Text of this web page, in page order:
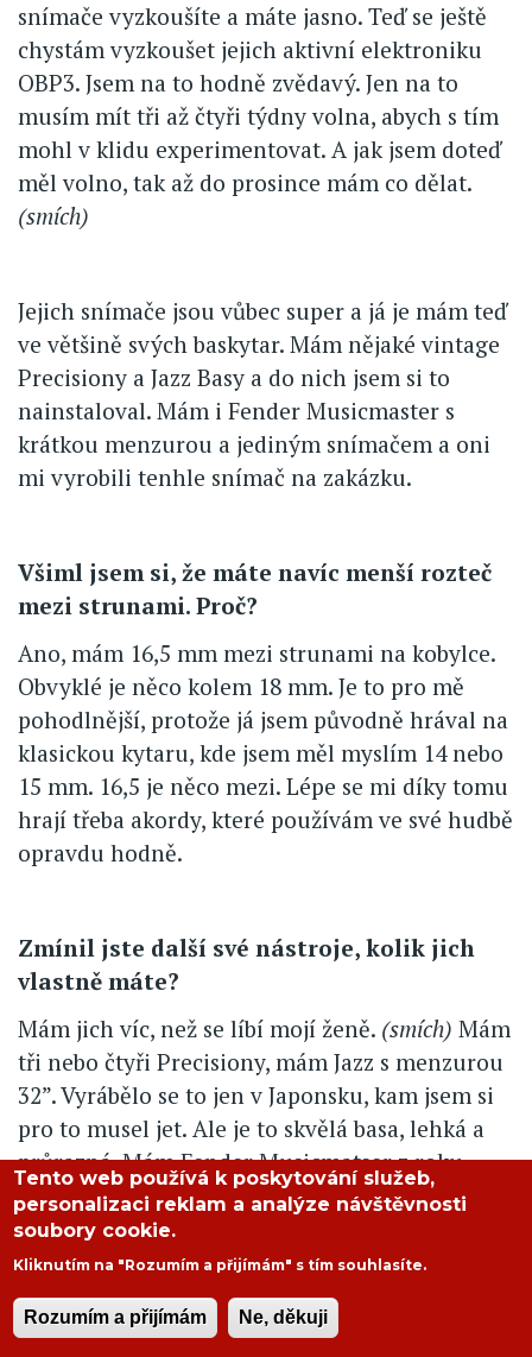
snímače vyzkoušíte a máte jasno. Teď se ještě
chystám vyzkoušet jejich aktivní elektroniku
OBP3. Jsem na to hodně zvědavý. Jen na to
musím mít tři až čtyři týdny volna, abych s tím
mohl v klidu experimentovat. A jak jsem doteď
měl volno, tak až do prosince mám co dělat.
(smích)
Jejich snímače jsou vůbec super a já je mám teď
ve většině svých baskytar. Mám nějaké vintage
Precisiony a Jazz Basy a do nich jsem si to
nainstaloval. Mám i Fender Musicmaster s
krátkou menzurou a jediným snímačem a oni
mi vyrobili tenhle snímač na zakázku.
Všiml jsem si, že máte navíc menší rozteč
mezi strunami. Proč?
Ano, mám 16,5 mm mezi strunami na kobylce.
Obvyklé je něco kolem 18 mm. Je to pro mě
pohodlnější, protože já jsem původně hrával na
klasickou kytaru, kde jsem měl myslím 14 nebo
15 mm. 16,5 je něco mezi. Lépe se mi díky tomu
hrají třeba akordy, které používám ve své hudbě
opravdu hodně.
Zmínil jste další své nástroje, kolik jich
vlastně máte?
Mám jich víc, než se líbí mojí ženě. (smích) Mám
tři nebo čtyři Precisiony, mám Jazz s menzurou
32”. Vyrábělo se to jen v Japonsku, kam jsem si
pro to musel jet. Ale je to skvělá basa, lehká a
průrazná. Mám Fender Musicmatser z roku
1972. Mám Mayones Jabba, pětistrunnou basu
se spodním H. Mám basu Zakrzewski. Mám ještě
jednu Foderu z roku 2003. Mám Rickenbackera,
Hofnera a ještě nějaké další. Chtěl bych si
sehnat staré Gibsony - Grabber a Ripper.
Tento web používá k poskytování služeb,
personalizaci reklam a analýze návštěvnosti
soubory cookie.
Kliknutím na "Rozumím a přijímám" s tím souhlasíte.
Rozumím a přijímám Ne, děkuji